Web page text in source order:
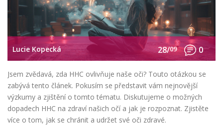
Lucie Kopecká 28/09 0
Jsem zvědavá, zda HHC ovlivňuje naše oči? Touto otázkou se
zabývá tento článek. Pokusím se představit vám nejnovější
výzkumy a zjištění o tomto tématu. Diskutujeme o možných
dopadech HHC na zdraví našich očí a jak je rozpoznat. Zjistěte
více o tom, jak se chránit a udržet své oči zdravé.